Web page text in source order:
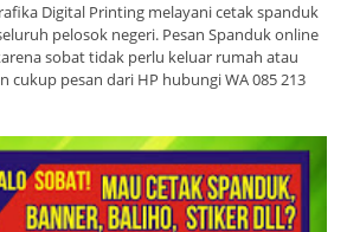
Digital Printing melayani cetak spanduk
pelosok negeri. Pesan Spanduk online
sobat tidak perlu keluar rumah atau
cukup pesan dari HP hubungi WA 085 213